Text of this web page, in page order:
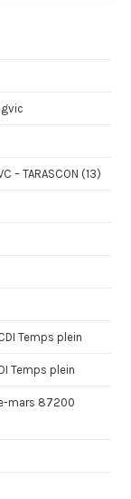
– TARASCON (13)
Temps plein
Temps plein
mars 87200